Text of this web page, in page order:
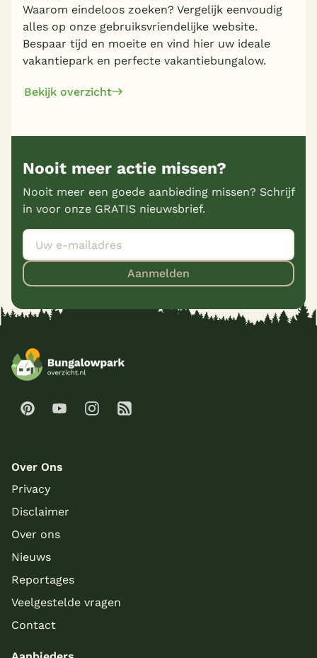
Waarom eindeloos zoeken? Vergelijk eenvoudig
alles op onze gebruiksvriendelijke website.
Bespaar tijd en moeite en vind hier uw ideale
vakantiepark en perfecte vakantiebungalow.
Bekijk overzicht
Nooit meer actie missen?
Nooit meer een goede aanbieding missen? Schrijf
in voor onze GRATIS nieuwsbrief.
Aanmelden
Over Ons
Privacy
Disclaimer
Over ons
Nieuws
Reportages
Veelgestelde vragen
Contact